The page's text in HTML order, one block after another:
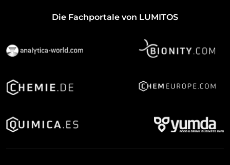
Die Fachportale von LUMITOS